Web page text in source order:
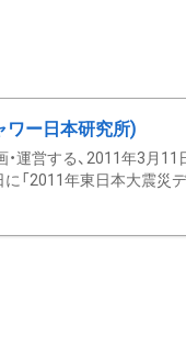
ワー日本研究所)
運営する、2011年3月11
「2011年東日本大震災